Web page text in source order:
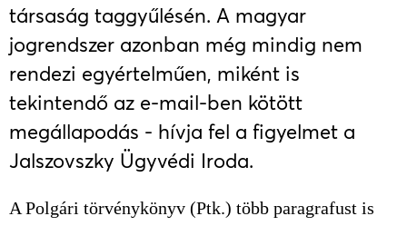
társaság taggyűlésén. A magyar
jogrendszer azonban még mindig nem
rendezi egyértelműen, miként is
tekintendő az e-mail-ben kötött
megállapodás - hívja fel a figyelmet a
Jalszovszky Ügyvédi Iroda.
A Polgári törvénykönyv (Ptk.) több paragrafust is